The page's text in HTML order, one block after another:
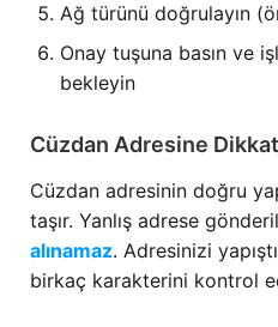
Ağ türünü doğrulayın
Onay tuşuna basın ve
bekleyin
Cüzdan Adresine Dikkat
Cüzdan adresinin doğru
taşır. Yanlış adrese
alınamaz. Adresinizi
birkaç karakterini kontrol